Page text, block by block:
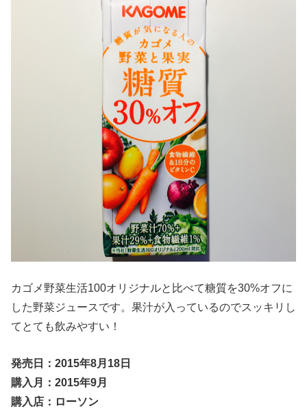
カゴメ野菜生活100オリジナルと比べて糖質を30%オフに
した野菜ジュースです。果汁が入っているのでスッキリし
てとても飲みやすい！
発売日：2015年8月18日
購入月：2015年9月
購入店：ローソン